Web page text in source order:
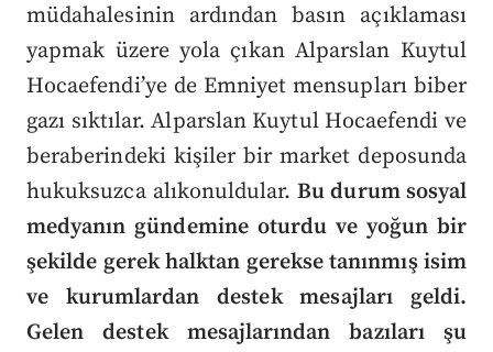
müdahalesinin ardından basın açıklaması
yapmak üzere yola çıkan Alparslan Kuytul
Hocaefendi’ye de Emniyet mensupları biber
gazı sıktılar. Alparslan Kuytul Hocaefendi ve
beraberindeki kişiler bir market deposunda
hukuksuzca alıkonuldular.Bu durum sosyal
medyanın gündemine oturdu ve yoğun bir
şekilde gerek halktan gerekse tanınmış isim
ve kurumlardan destek mesajları geldi.
Gelen destek mesajlarından bazıları şu